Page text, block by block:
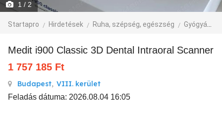
1 / 2
Startapro Hirdetések Ruha, szépség, egészség Gyógyászat
Medit i900 Classic 3D Dental Intraoral Scanner
1 757 185 Ft
Budapest, VIII. kerület
Feladás dátuma: 2026.08.04 16:05